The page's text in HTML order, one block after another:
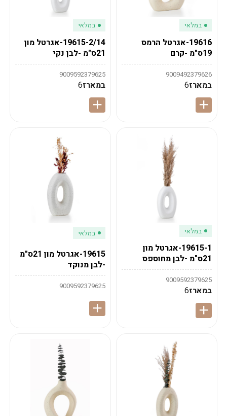
במלאי
19616-אגרטל הרמס
19ס"מ -קרם
9009492379626
במארז6
במלאי
19615-2/14-אגרטל מון
21ס"מ -לבן נקי
9009592379625
במארז6
במלאי
19615-1-אגרטל מון
21ס"מ -לבן מחוספס
9009592379625
במארז6
במלאי
19615-אגרטל מון 21ס"מ
-לבן מנוקד
9009592379625